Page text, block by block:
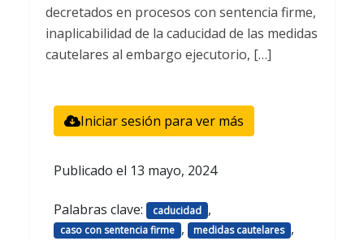
decretados en procesos con sentencia firme,
inaplicabilidad de la caducidad de las medidas
cautelares al embargo ejecutorio, […]
Iniciar sesión para ver más
Publicado el 13 mayo, 2024
Palabras clave: caducidad ,
caso con sentencia firme , medidas cautelares ,